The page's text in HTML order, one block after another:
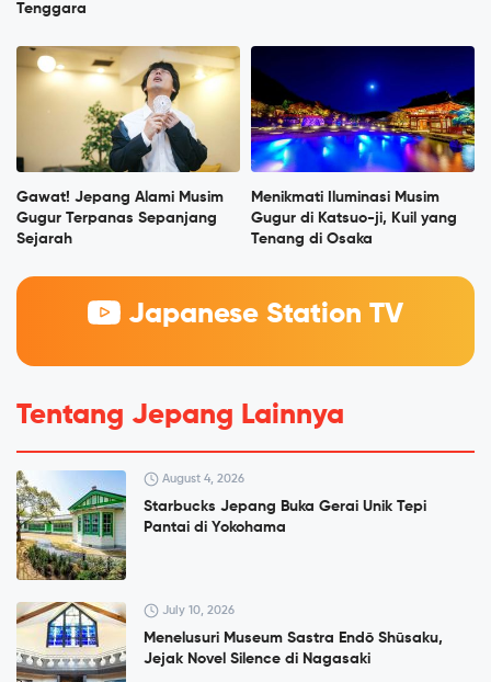
Tenggara
Gawat! Jepang Alami Musim
Gugur Terpanas Sepanjang
Sejarah
Menikmati Iluminasi Musim
Gugur di Katsuo-ji, Kuil yang
Tenang di Osaka
Japanese Station TV
Tentang Jepang Lainnya
August 4, 2026
Starbucks Jepang Buka Gerai Unik Tepi
Pantai di Yokohama
July 10, 2026
Menelusuri Museum Sastra Endō Shūsaku,
Jejak Novel Silence di Nagasaki